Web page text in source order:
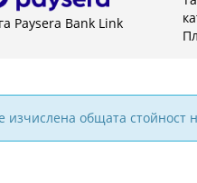
Paysera Bank Link
изчислена общата стойност